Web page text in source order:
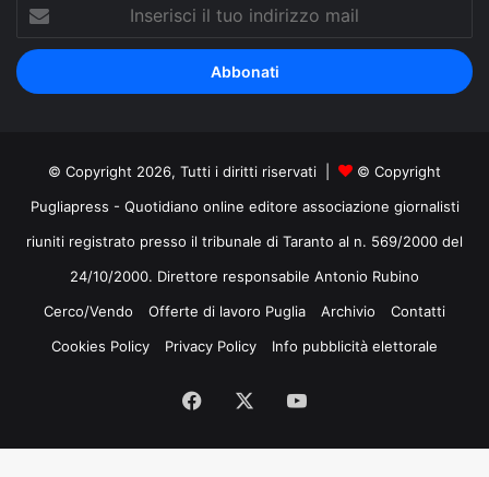
tuo
indirizzo
mail
© Copyright 2026, Tutti i diritti riservati |
© Copyright
Pugliapress - Quotidiano online editore associazione giornalisti
riuniti registrato presso il tribunale di Taranto al n. 569/2000 del
24/10/2000. Direttore responsabile Antonio Rubino
Cerco/Vendo
Offerte di lavoro Puglia Archivio
Contatti
Cookies Policy
Privacy Policy Info pubblicità elettorale
Facebook
Tube